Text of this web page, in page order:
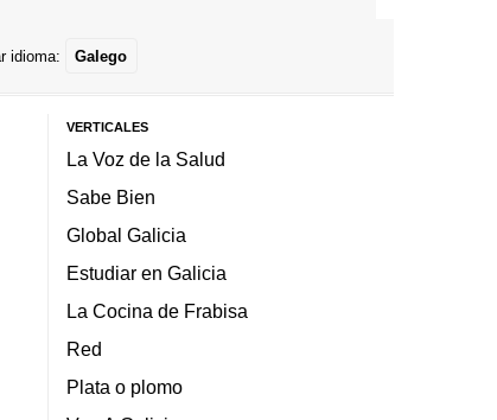
idioma: Galego
VERTICALES
La Voz de la Salud
Sabe Bien
Global Galicia
Estudiar en Galicia
La Cocina de Frabisa
Red
Plata o plomo